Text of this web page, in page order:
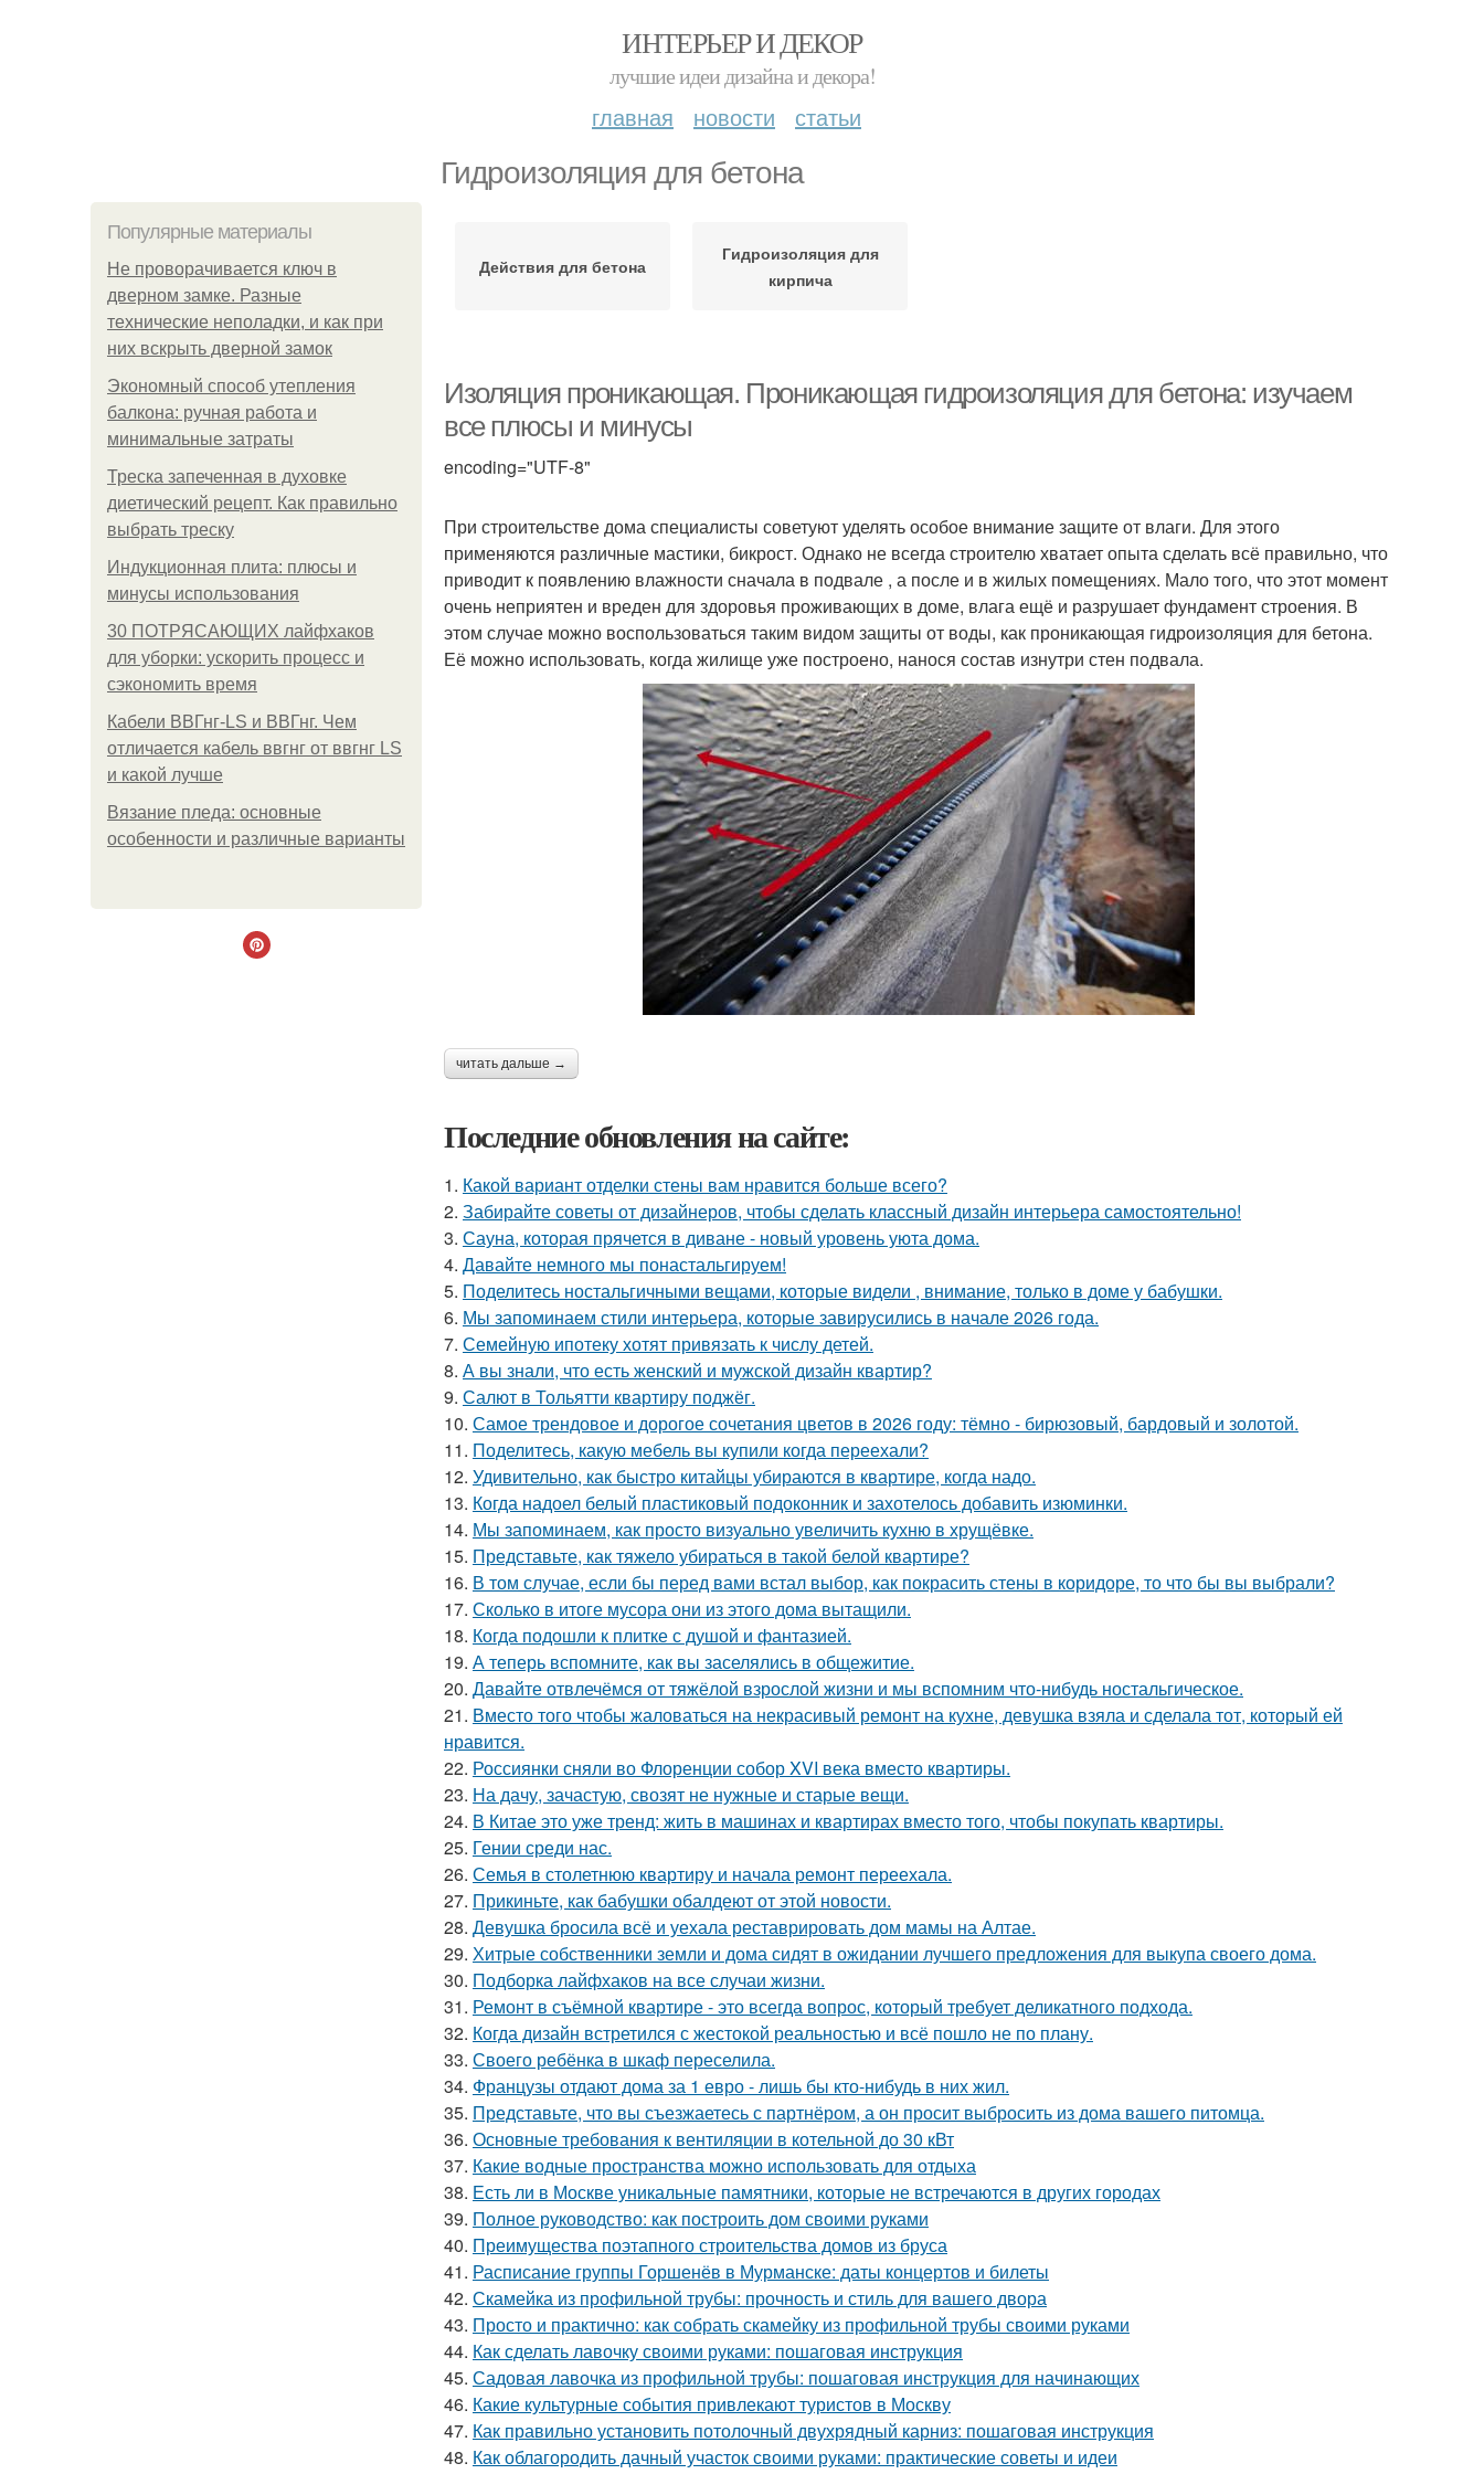
ИНТЕРЬЕР И ДЕКОР
лучшие идеи дизайна и декора!
главная новости статьи
Гидроизоляция для бетона
Популярные материалы
Не проворачивается ключ в
дверном замке. Разные
технические неполадки, и как при
них вскрыть дверной замок
Экономный способ утепления
балкона: ручная работа и
минимальные затраты
Треска запеченная в духовке
диетический рецепт. Как правильно
выбрать треску
Индукционная плита: плюсы и
минусы использования
30 ПОТРЯСАЮЩИХ лайфхаков
для уборки: ускорить процесс и
сэкономить время
Кабели ВВГнг-LS и ВВГнг. Чем
отличается кабель ввгнг от ввгнг LS
и какой лучше
Вязание пледа: основные
особенности и различные варианты
Действия для бетона
Гидроизоляция для
кирпича
Изоляция проникающая. Проникающая гидроизоляция для бетона: изучаем
все плюсы и минусы
encoding="UTF-8"
При строительстве дома специалисты советуют уделять особое внимание защите от влаги. Для этого
применяются различные мастики, бикрост. Однако не всегда строителю хватает опыта сделать всё правильно, что
приводит к появлению влажности сначала в подвале , а после и в жилых помещениях. Мало того, что этот момент
очень неприятен и вреден для здоровья проживающих в доме, влага ещё и разрушает фундамент строения. В
этом случае можно воспользоваться таким видом защиты от воды, как проникающая гидроизоляция для бетона.
Её можно использовать, когда жилище уже построено, нанося состав изнутри стен подвала.
читать дальше →
Последние обновления на сайте:
1. Какой вариант отделки стены вам нравится больше всего?
2. Забирайте советы от дизайнеров, чтобы сделать классный дизайн интерьера самостоятельно!
3. Сауна, которая прячется в диване - новый уровень уюта дома.
4. Давайте немного мы понастальгируем!
5. Поделитесь ностальгичными вещами, которые видели , внимание, только в доме у бабушки.
6. Мы запоминаем стили интерьера, которые завирусились в начале 2026 года.
7. Семейную ипотеку хотят привязать к числу детей.
8. А вы знали, что есть женский и мужской дизайн квартир?
9. Салют в Тольятти квартиру поджёг.
10. Самое трендовое и дорогое сочетания цветов в 2026 году: тёмно - бирюзовый, бардовый и золотой.
11. Поделитесь, какую мебель вы купили когда переехали?
12. Удивительно, как быстро китайцы убираются в квартире, когда надо.
13. Когда надоел белый пластиковый подоконник и захотелось добавить изюминки.
14. Мы запоминаем, как просто визуально увеличить кухню в хрущёвке.
15. Представьте, как тяжело убираться в такой белой квартире?
16. В том случае, если бы перед вами встал выбор, как покрасить стены в коридоре, то что бы вы выбрали?
17. Сколько в итоге мусора они из этого дома вытащили.
18. Когда подошли к плитке с душой и фантазией.
19. А теперь вспомните, как вы заселялись в общежитие.
20. Давайте отвлечёмся от тяжёлой взрослой жизни и мы вспомним что-нибудь ностальгическое.
21. Вместо того чтобы жаловаться на некрасивый ремонт на кухне, девушка взяла и сделала тот, который ей
нравится.
22. Россиянки сняли во Флоренции собор XVI века вместо квартиры.
23. На дачу, зачастую, свозят не нужные и старые вещи.
24. В Китае это уже тренд: жить в машинах и квартирах вместо того, чтобы покупать квартиры.
25. Гении среди нас.
26. Семья в столетнюю квартиру и начала ремонт переехала.
27. Прикиньте, как бабушки обалдеют от этой новости.
28. Девушка бросила всё и уехала реставрировать дом мамы на Алтае.
29. Хитрые собственники земли и дома сидят в ожидании лучшего предложения для выкупа своего дома.
30. Подборка лайфхаков на все случаи жизни.
31. Ремонт в съёмной квартире - это всегда вопрос, который требует деликатного подхода.
32. Когда дизайн встретился с жестокой реальностью и всё пошло не по плану.
33. Своего ребёнка в шкаф переселила.
34. Французы отдают дома за 1 евро - лишь бы кто-нибудь в них жил.
35. Представьте, что вы съезжаетесь с партнёром, а он просит выбросить из дома вашего питомца.
36. Основные требования к вентиляции в котельной до 30 кВт
37. Какие водные пространства можно использовать для отдыха
38. Есть ли в Москве уникальные памятники, которые не встречаются в других городах
39. Полное руководство: как построить дом своими руками
40. Преимущества поэтапного строительства домов из бруса
41. Расписание группы Горшенёв в Мурманске: даты концертов и билеты
42. Скамейка из профильной трубы: прочность и стиль для вашего двора
43. Просто и практично: как собрать скамейку из профильной трубы своими руками
44. Как сделать лавочку своими руками: пошаговая инструкция
45. Садовая лавочка из профильной трубы: пошаговая инструкция для начинающих
46. Какие культурные события привлекают туристов в Москву
47. Как правильно установить потолочный двухрядный карниз: пошаговая инструкция
48. Как облагородить дачный участок своими руками: практические советы и идеи